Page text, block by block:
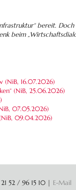
bereit.
beim
(NiB, 16.07.2026)
(NiB, 25.06.2026)
)
07.05.2026)
09.04.2026)
52 / 96 15 10 | E-Mail